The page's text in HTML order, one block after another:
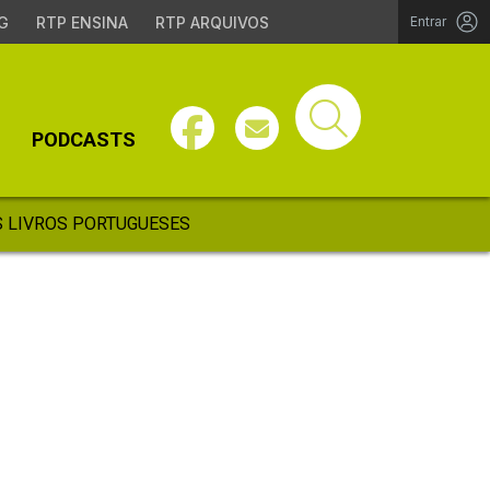
RTP ENSINA RTP ARQUIVOS Entrar
PODCASTS
LIVROS PORTUGUESES